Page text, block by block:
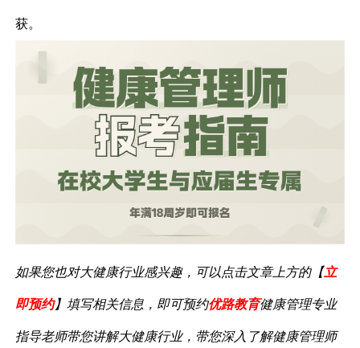
获。
如果您也对大健康行业感兴趣，可以点击文章上方的【立
即预约】填写相关信息，即可预约优路教育健康管理专业
指导老师带您讲解大健康行业，带您深入了解健康管理师